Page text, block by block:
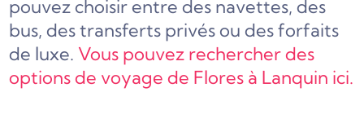
pouvez choisir entre des navettes, des
bus, des transferts privés ou des forfaits
de luxe. Vous pouvez rechercher des
options de voyage de Flores à Lanquin ici.